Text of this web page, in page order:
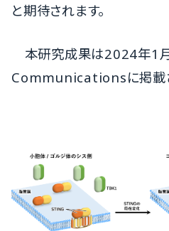
と期待されます。
本研究成果は2024年1
Communicationsに掲載